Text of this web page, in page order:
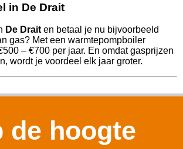
in De Drait
De Draiten betaal je nu bijvoorbeeld
gas? Met een warmtepompboiler
– €700 per jaar. En omdat gasprijzen
wordt je voordeel elk jaar groter.
de hoogte